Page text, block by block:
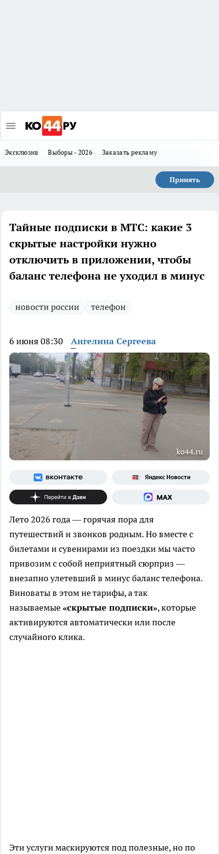
Эксклюзив Выборы - 2026 Заказать рекламу
Принять
Тайные подписки в МТС: какие 3
скрытые настройки нужно
отключить в приложении, чтобы
баланс телефона не уходил в минус
новости россии телефон
6 июня 08:30 Ангелина Сергеева
ko44.ru
Лето 2026 года — горячая пора для
путешествий и звонков родным. Но вместе с
билетами и сувенирами из поездки мы часто
привозим с собой неприятный сюрприз —
внезапно улетевший в минус баланс телефона.
Виноваты в этом не тарифы, а так
называемые «скрытые подписки», которые
активируются автоматически или после
случайного клика.
Эти услуги маскируются под полезные, но по